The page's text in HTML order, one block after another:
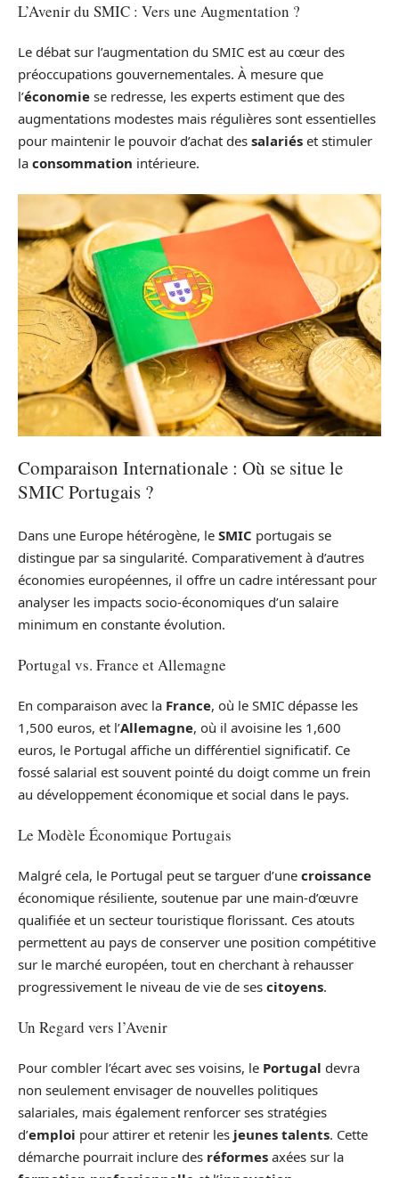
L’Avenir du SMIC : Vers une Augmentation ?
Le débat sur l’augmentation du SMIC est au cœur des
préoccupations gouvernementales. À mesure que
l’économie se redresse, les experts estiment que des
augmentations modestes mais régulières sont essentielles
pour maintenir le pouvoir d’achat des salariés et stimuler
la consommation intérieure.
Comparaison Internationale : Où se situe le
SMIC Portugais ?
Dans une Europe hétérogène, le SMIC portugais se
distingue par sa singularité. Comparativement à d’autres
économies européennes, il offre un cadre intéressant pour
analyser les impacts socio-économiques d’un salaire
minimum en constante évolution.
Portugal vs. France et Allemagne
En comparaison avec la France, où le SMIC dépasse les
1,500 euros, et l’Allemagne, où il avoisine les 1,600
euros, le Portugal affiche un différentiel significatif. Ce
fossé salarial est souvent pointé du doigt comme un frein
au développement économique et social dans le pays.
Le Modèle Économique Portugais
Malgré cela, le Portugal peut se targuer d’une croissance
économique résiliente, soutenue par une main-d’œuvre
qualifiée et un secteur touristique florissant. Ces atouts
permettent au pays de conserver une position compétitive
sur le marché européen, tout en cherchant à rehausser
progressivement le niveau de vie de ses citoyens.
Un Regard vers l’Avenir
Pour combler l’écart avec ses voisins, le Portugal devra
non seulement envisager de nouvelles politiques
salariales, mais également renforcer ses stratégies
d’emploi pour attirer et retenir les jeunes talents. Cette
démarche pourrait inclure des réformes axées sur la